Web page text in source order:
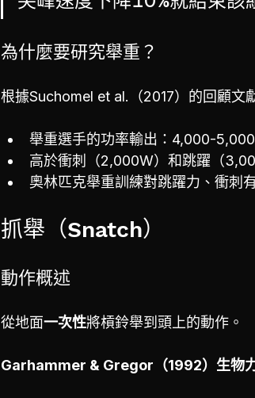
為什麼要研究舉重？
根據Suchomel et al.（2017）的回顧文
舉重選手的功率輸出：4,000-
高於衝刺（2,000W）和跳躍（
奧林匹克舉重訓練對跳躍力、衝刺
抓舉（Snatch）
動作概述
從地面一次性將槓鈴舉到頭上的動作。
Garhammer & Gregor（1992）生物